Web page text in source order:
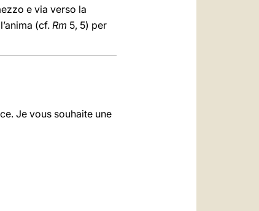
e via verso la
(cf. Rm 5, 5) per
Je vous souhaite une